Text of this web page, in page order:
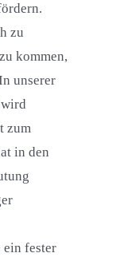
zu
kommen,
unserer
zum
in den
ein fester